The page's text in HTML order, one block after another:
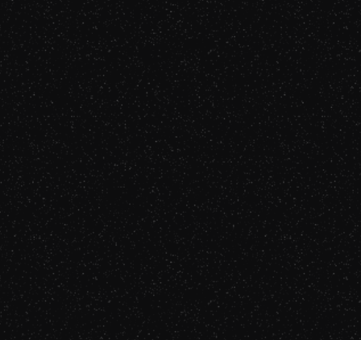
Mariah Carey
All I Want For Christmas Is You